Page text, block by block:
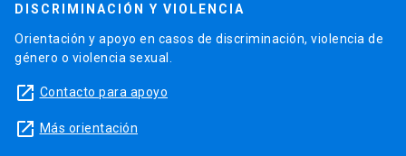
DISCRIMINACIÓN Y VIOLENCIA
Orientación y apoyo en casos de discriminación, violencia de
género o violencia sexual.
launch Contacto para apoyo
launch Más orientación